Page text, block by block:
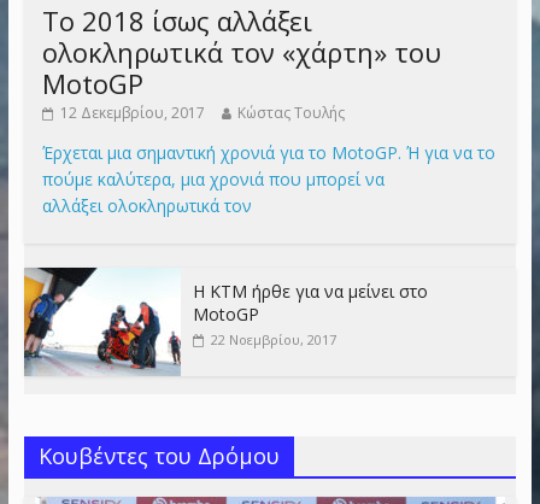
Το 2018 ίσως αλλάξει
ολοκληρωτικά τον «χάρτη» του
MotoGP
12 Δεκεμβρίου, 2017 Κώστας Τουλής
Έρχεται μια σημαντική χρονιά για το MotoGP. Ή για να το
πούμε καλύτερα, μια χρονιά που μπορεί να
αλλάξει ολοκληρωτικά τον
Η KTM ήρθε για να μείνει στο
MotoGP
22 Νοεμβρίου, 2017
Κουβέντες του Δρόμου